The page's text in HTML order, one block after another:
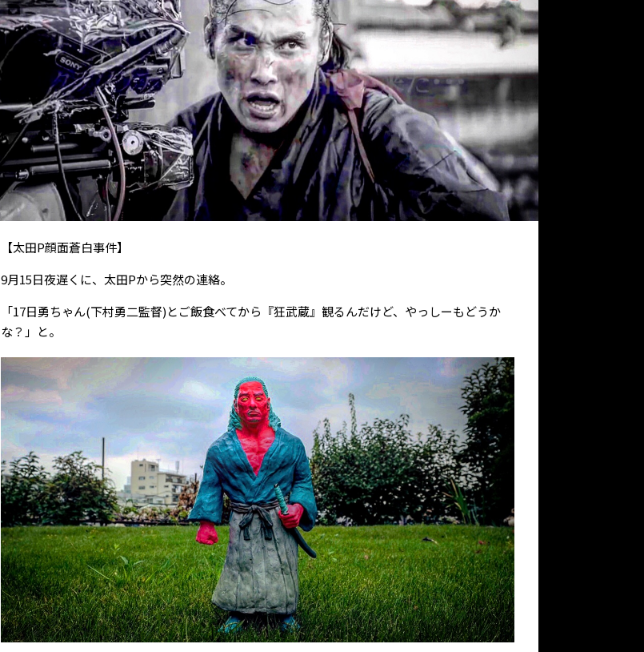
【太田P顔面蒼白事件】
9月15日夜遅くに、太田Pから突然の連絡。
「17日勇ちゃん(下村勇二監督)とご飯食べてから『狂武蔵』観るんだけど、やっしーもどうか
な？」と。